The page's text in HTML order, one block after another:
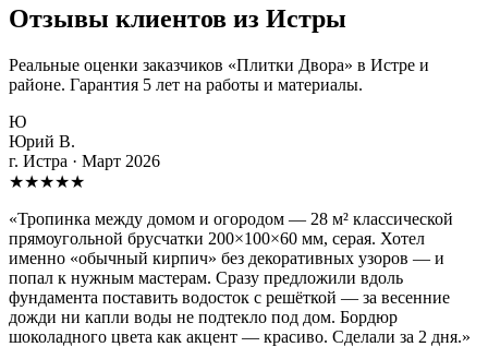
Отзывы клиентов из Истры
Реальные оценки заказчиков «Плитки Двора» в Истре и
районе. Гарантия 5 лет на работы и материалы.
Ю
Юрий В.
г. Истра · Март 2026
★★★★★
«Тропинка между домом и огородом — 28 м² классической
прямоугольной брусчатки 200×100×60 мм, серая. Хотел
именно «обычный кирпич» без декоративных узоров — и
попал к нужным мастерам. Сразу предложили вдоль
фундамента поставить водосток с решёткой — за весенние
дожди ни капли воды не подтекло под дом. Бордюр
шоколадного цвета как акцент — красиво. Сделали за 2 дня.»